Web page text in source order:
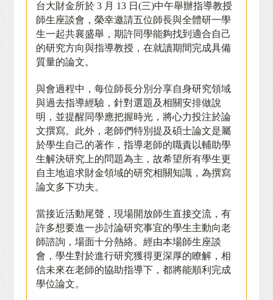
台大財金所於3 月 13 日(三)中午舉辦指導教授
師生座談會，榮幸邀請五位師長與全體研一學
生一起共襄盛舉，期許同學能夠找到適合自己
的研究方向與指導教授，在就讀期間完成具備
質量的論文。
與會過程中，每位師長分別分享自身研究領域
與過去指導經驗，針對選題及相關安排做說
明，並提醒同學應把握時光，將心力投注於論
文撰寫。此外，老師們特別提及碩士論文是屬
於學生自己的著作，指導老師的職責以輔助學
生解決研究上的問題為主，故希望所有學生更
自主地追求財金領域的研究相關知識，為撰寫
論文多下功夫。
當接近活動尾聲，現場開放師生直接交流，有
許多想要進一步討論研究事宜的學生主動向老
師諮詢，場面十分熱絡。經由本場師生座談
會，學生對於進行研究獲得更深厚的瞭解，相
信未來在老師的協助指導下，都將能順利完成
學位論文。